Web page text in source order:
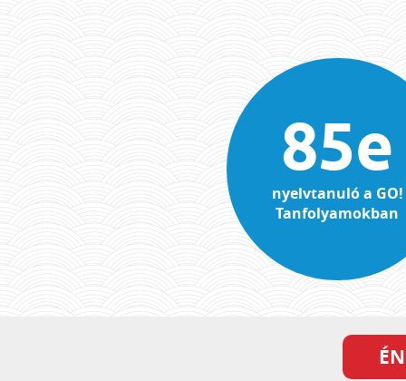
85e
nyelvtanuló a GO!
Tanfolyamokban